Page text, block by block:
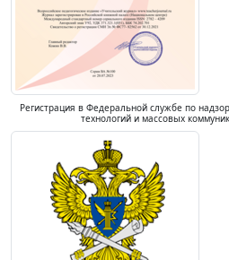
Регистрация в Федеральной службе по
технологий и массовых